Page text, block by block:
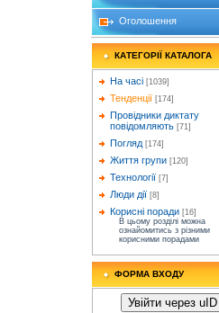
Оголошення
КАТЕГОРІЇ КАТАЛОГА
На часі [1039]
Тенденції [174]
Провідники диктату
повідомляють [71]
Погляд [174]
Життя групи [120]
Технології [7]
Люди дії [8]
Корисні поради [16]
В цьому розділі можна
ознайомитись з різними
корисними порадами
ФОРМА ВХОДУ
Увійти через uID